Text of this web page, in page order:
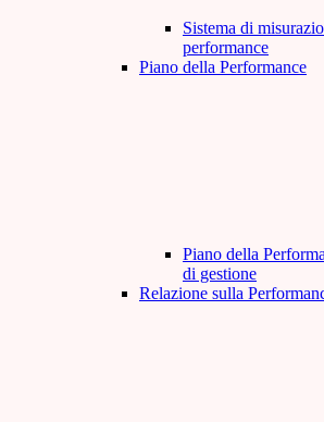
Sistema di
performance
Piano della Performance
Piano della
di gestione
Relazione sulla